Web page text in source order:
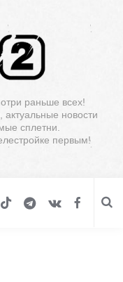
раньше всех!
новости
сплетни.
первым!